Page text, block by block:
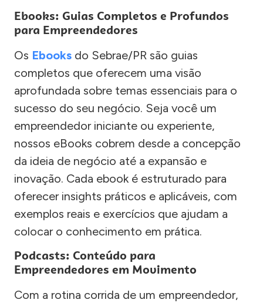
Ebooks: Guias Completos e Profundos
para Empreendedores
Os Ebooks do Sebrae/PR são guias
completos que oferecem uma visão
aprofundada sobre temas essenciais para o
sucesso do seu negócio. Seja você um
empreendedor iniciante ou experiente,
nossos eBooks cobrem desde a concepção
da ideia de negócio até a expansão e
inovação. Cada ebook é estruturado para
oferecer insights práticos e aplicáveis, com
exemplos reais e exercícios que ajudam a
colocar o conhecimento em prática.
Podcasts: Conteúdo para
Empreendedores em Movimento
Com a rotina corrida de um empreendedor,